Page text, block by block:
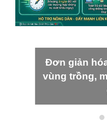
Đơn giản
vùng trồng,